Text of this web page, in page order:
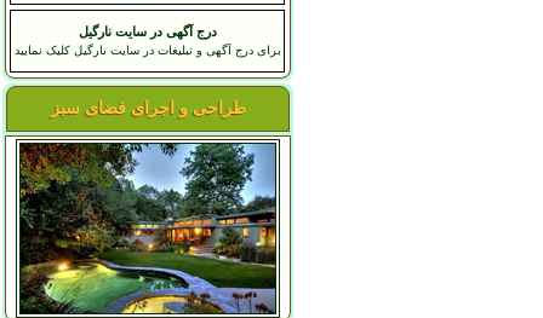
درج آگهی در سایت نارگیل
برای درج آگهی و تبلیغات در سایت نارگیل کلیک نمایید
طراحی و اجرای فضای سبز